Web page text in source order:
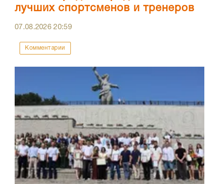
лучших спортсменов и тренеров
07.08.202620:59
Комментарии